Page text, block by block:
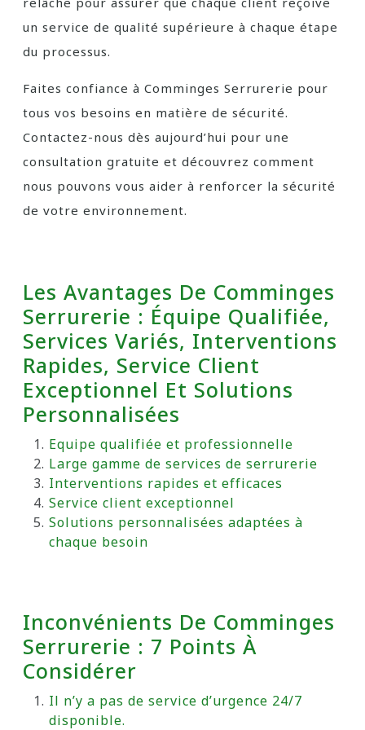
un service de qualité supérieure à chaque étape
du processus.
Faites confiance à Comminges Serrurerie pour
tous vos besoins en matière de sécurité.
Contactez-nous dès aujourd’hui pour une
consultation gratuite et découvrez comment
nous pouvons vous aider à renforcer la sécurité
de votre environnement.
Les Avantages De Comminges
Serrurerie : Équipe Qualifiée,
Services Variés, Interventions
Rapides, Service Client
Exceptionnel Et Solutions
Personnalisées
Equipe qualifiée et professionnelle
Large gamme de services de serrurerie
Interventions rapides et efficaces
Service client exceptionnel
Solutions personnalisées adaptées à
chaque besoin
Inconvénients De Comminges
Serrurerie : 7 Points À
Considérer
Il n’y a pas de service d’urgence 24/7
disponible.